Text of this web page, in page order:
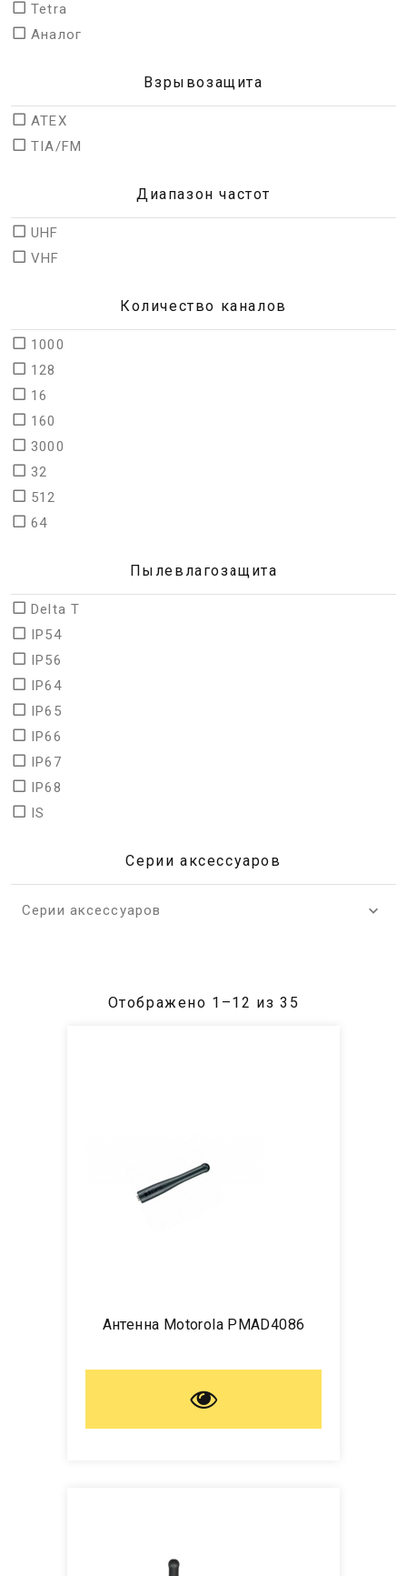
Tetra
Аналог
Взрывозащита
ATEX
TIA/FM
Диапазон частот
UHF
VHF
Количество каналов
1000
128
16
160
3000
32
512
64
Пылевлагозащита
Delta T
IP54
IP56
IP64
IP65
IP66
IP67
IP68
IS
Серии аксессуаров
Серии аксессуаров
Отображено 1–12 из 35
Антенна Motorola PMAD4086